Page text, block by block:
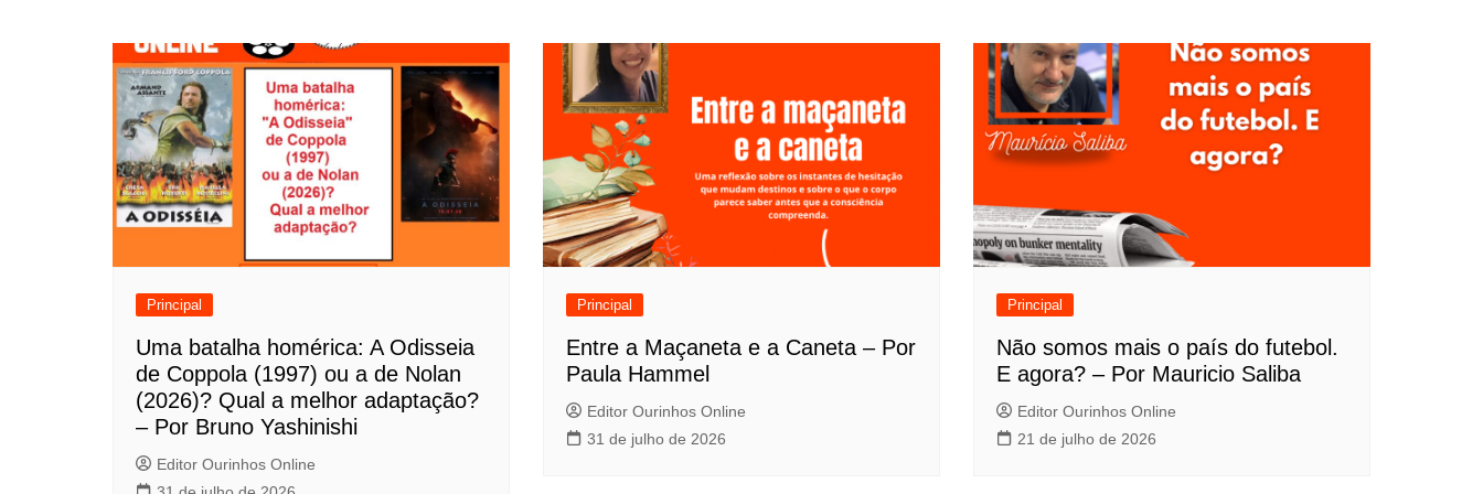
v
e
g
a
ç
ã
Principal
Uma batalha homérica: A Odisseia
de Coppola (1997) ou a de Nolan
(2026)? Qual a melhor adaptação?
– Por Bruno Yashinishi
Editor Ourinhos Online
Principal
Entre a Maçaneta e a Caneta – Por
Paula Hammel
Editor Ourinhos Online
31 de julho de 2026
Principal
Não somos mais o país do futebol.
E agora? – Por Mauricio Saliba
Editor Ourinhos Online
21 de julho de 2026